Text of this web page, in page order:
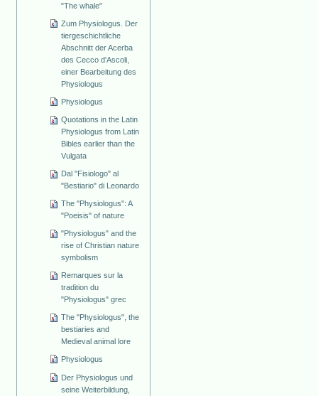
"The whale"
Zum Physiologus. Der
tiergeschichtliche
Abschnitt der Acerba
des Cecco d'Ascoli,
einer Bearbeitung des
Physiologus
Physiologus
Quotations in the Latin
Physiologus from Latin
Bibles earlier than the
Vulgata
Dal "Fisiologo" al
"Bestiario" di Leonardo
The "Physiologus": A
"Poeisis" of nature
"Physiologus" and the
rise of Christian nature
symbolism
Remarques sur la
tradition du
"Physiologus" grec
The "Physiologus", the
bestiaries and
Medieval animal lore
Physiologus
Der Physiologus und
seine Weiterbildung,